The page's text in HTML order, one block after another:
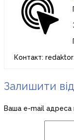
Контакт:
Залишити
Ваша e-mail адреса